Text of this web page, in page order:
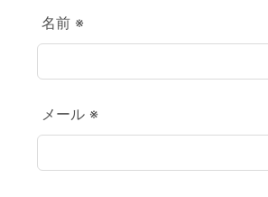
名前 ※
メール ※